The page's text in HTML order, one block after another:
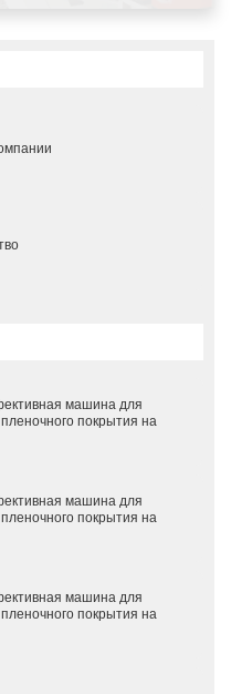
машина для
покрытия на
машина для
покрытия на
машина для
покрытия на